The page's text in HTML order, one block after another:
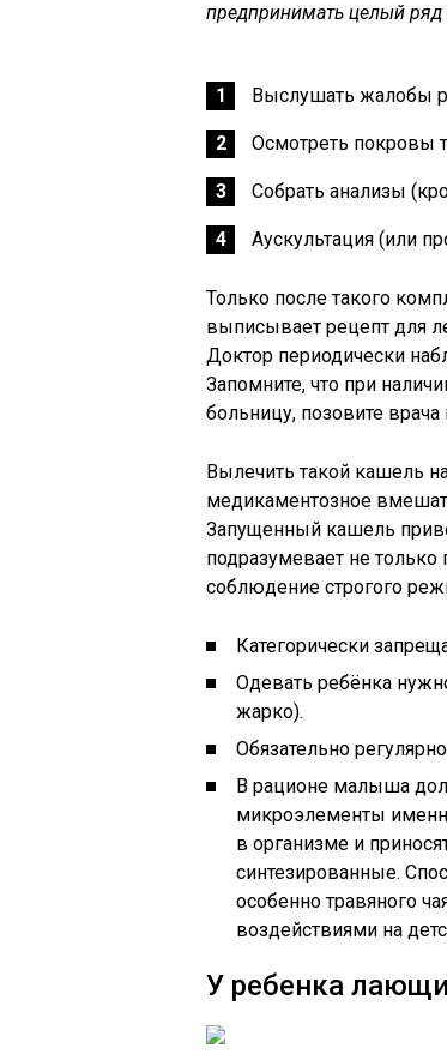
предпринимать целый
Выслушать жалобы
Осмотреть покровы
Собрать анализы
Аускультация (или
Только после такого
выписывает рецепт для
Доктор периодически
Запомните, что при
больницу, позовите врача
Вылечить такой кашель
медикаментозное
Запущенный кашель
подразумевает не только
соблюдение строгого
Категорически
Одевать ребёнка
жарко).
Обязательно
В рационе малыша
микроэлементы
в организме и
синтезированные.
особенно травяного
воздействиями на
У ребенка